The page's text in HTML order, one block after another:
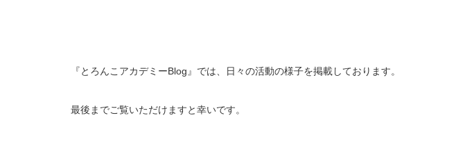
『とろんこアカデミーBlog』では、日々の活動の様子を掲載しております。
最後までご覧いただけますと幸いです。